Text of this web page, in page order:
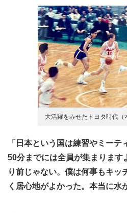
大活躍をみせたトヨタ時代（
「日本という国は練習やミー
50分までには全員が集まります
り前じゃない。僕は何事もキッ
く居心地がよかった。本当に水